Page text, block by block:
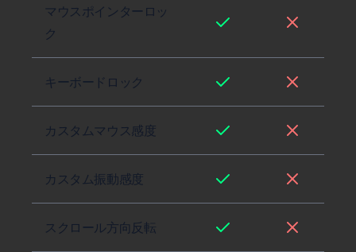
マウスポインターロッ
ク
キーボードロック
カスタムマウス感度
カスタム振動感度
スクロール方向反転